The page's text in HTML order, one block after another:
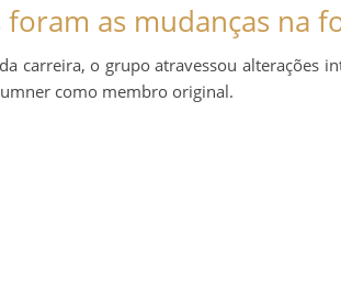
foram as mudanças na
carreira, o grupo atravessou alterações
como membro original.